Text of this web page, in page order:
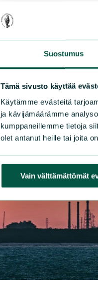
Suostumus
Tämä sivusto käyttää
Käytämme evästeitä
ja kävijämäärämme
kumppaneillemme tietoja
olet antanut heille tai joita
Vain välttämättömät